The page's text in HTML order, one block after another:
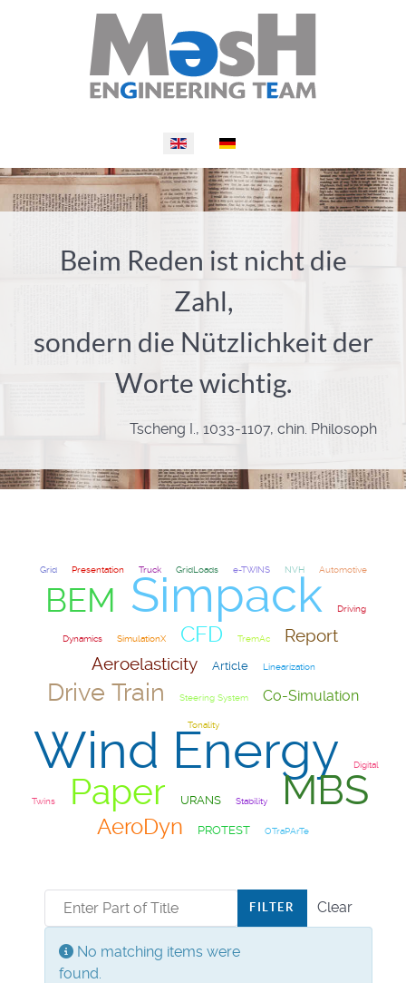
Beim Reden ist nicht die
Zahl,
sondern die Nützlichkeit der
Worte wichtig.
Tscheng I., 1033-1107, chin. Philosoph
Grid Presentation Truck GridLoads e-TWINS NVH Automotive
BEM Simpack Driving
Dynamics SimulationX CFD TremAc
Report
Aeroelasticity
Article Linearization
Drive Train Steering System Co-Simulation
Tonality
Wind Energy Digital
Twins Paper URANS Stability MBS
AeroDyn PROTEST OTraPArTe
Enter Part of Title FILTER
Clear
Info
No matching items were
found.